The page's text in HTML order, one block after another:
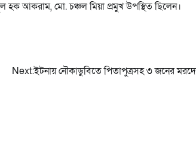
আকরাম, মো. চঞ্চল মিয়া প্রমুখ উপস্থিত ছিলেন।
Next:ইটনায় নৌকাডুবিতে পিতাপুত্রসহ ৩ জনের